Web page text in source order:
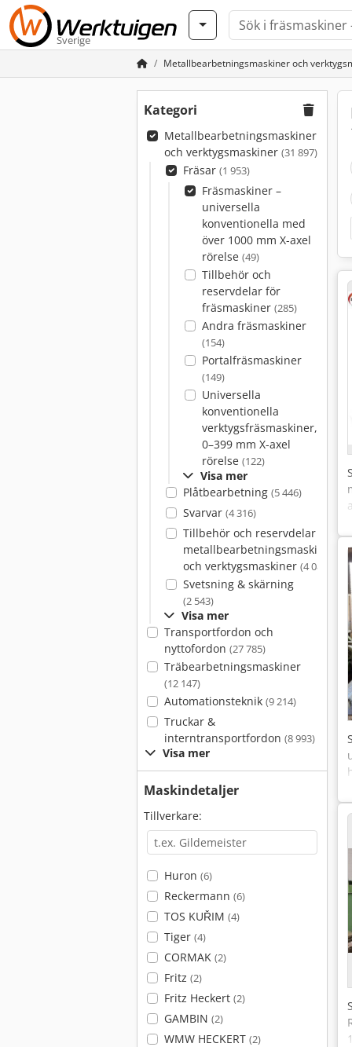
Sverige
Metallbearbetningsmaskiner och
Kategori
Metallbearbetningsmaskiner
och verktygsmaskiner (31 897)
Fräsar (1 953)
Fräsmaskiner –
universella
konventionella med
över 1000 mm X-axel
rörelse (49)
Tillbehör och
reservdelar för
fräsmaskiner (285)
Andra fräsmaskiner
(154)
Portalfräsmaskiner
(149)
Universella
konventionella
verktygsfräsmaskiner,
0–399 mm X-axel
rörelse (122)
Visa mer
Plåtbearbetning (5 446)
Svarvar (4 316)
Tillbehör och reservdelar för
metallbearbetningsmaskiner
och verktygsmaskiner (4 081)
Svetsning & skärning
(2 543)
Visa mer
Transportfordon och
nyttofordon (27 785)
Träbearbetningsmaskiner
(12 147)
Automationsteknik (9 214)
Truckar &
interntransportfordon (8 993)
Visa mer
Maskindetaljer
Tillverkare:
Huron (6)
Reckermann (6)
TOS KUŘIM (4)
Tiger (4)
CORMAK (2)
Fritz (2)
Fritz Heckert (2)
GAMBIN (2)
WMW HECKERT (2)